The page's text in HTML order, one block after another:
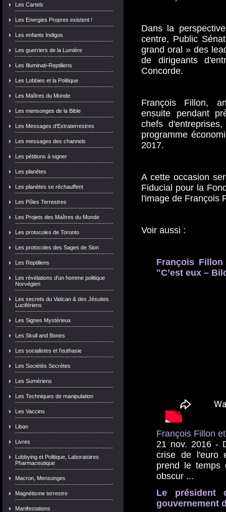
Les Cartels
Les Energies Propres existent !
Les enfants Indigos
Les guerriers de la Lumière
Les Illuminati-Reptiliens
Les Lobbies et la Politique
Les Maîtres du Monde
Les mensonges de la Bible
Les Messages d'Extraterrestres
Les messages des channels
Les pétitions à signer
Les planètes
Les planètes se réchauffent
Les Pôles Terrestres
Les Projets des Maîtres du Monde
Les protocoles de Toronto
Les protocoles des Sages de Sion
Les Reptiliens
Les révélations d'un homme politique
Norvégien
Les secrets du Vatican & des Jésuites
Lucifériens
Les Signes Mystérieux
Les Skull and Bones
Les socialistes et l'euthasie
Les Sociétés Secrètes
Les Sumériens
Les Techniques de manipulation
Les Vaccins
Liban
Livres
Lobbying et Politique, Laboratoires
Pharmaceutique
Macron, Mensonges
Magnétisme terrestre
Manifestations
Dans la
centre, Public
grand oral » des
de dirigeants
Concorde.
François Fillon,
ensuite pendant
chefs
programme
2017.
A cette occasion
Fiducial pour la
l'image de François
Voir aussi :
François
"C’est eux –
François Fillon
21 nov. 2016 -
crise de l'euro
prend le
obscur ...
Le président
gouvernement